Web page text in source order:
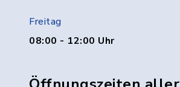
Freitag
08:00 - 12:00 Uhr